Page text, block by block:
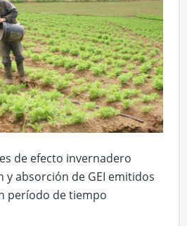
de efecto invernadero
y absorción de GEI emitidos
período de tiempo